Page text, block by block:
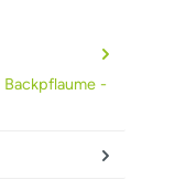
Backpflaume -